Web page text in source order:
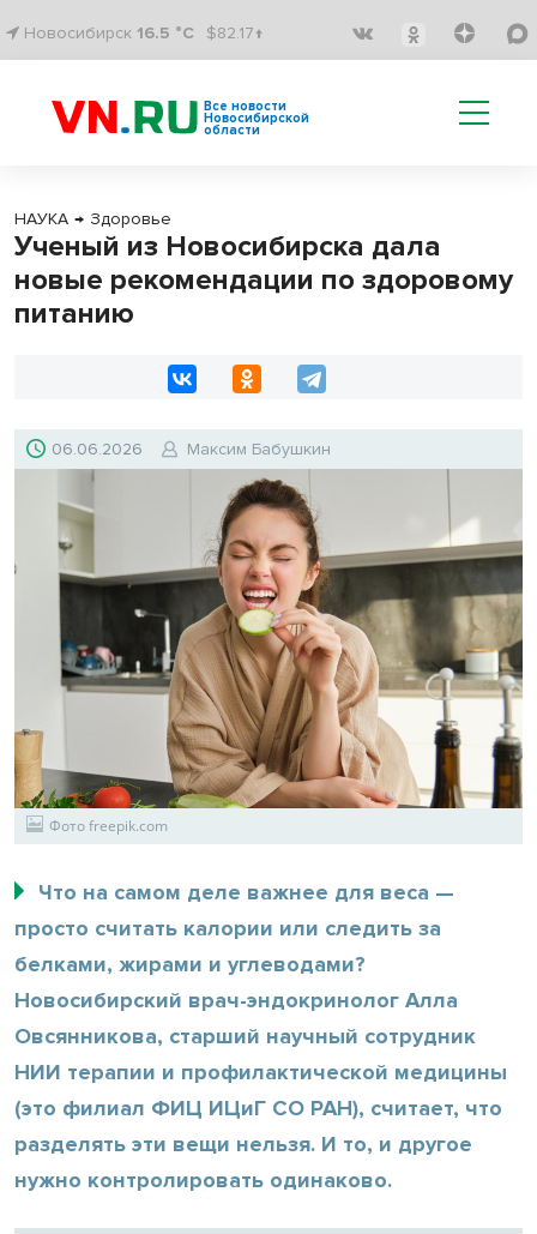
Новосибирск 16.5 °C $82.17↑
Все новости
Новосибирской
области
НАУКА → Здоровье
Ученый из Новосибирска дала
новые рекомендации по здоровому
питанию
06.06.2026 Максим Бабушкин
Фото freepik.com
Что на самом деле важнее для веса —
просто считать калории или следить за
белками, жирами и углеводами?
Новосибирский врач-эндокринолог Алла
Овсянникова, старший научный сотрудник
НИИ терапии и профилактической медицины
(это филиал ФИЦ ИЦиГ СО РАН), считает, что
разделять эти вещи нельзя. И то, и другое
нужно контролировать одинаково.